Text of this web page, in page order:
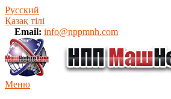
Русский
Қазақ тілі
Email: info@nppmnh.com
Меню